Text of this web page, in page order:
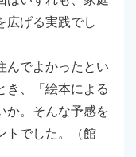
広げる実践でし
でよかったとい
き、「絵本による
か。そんな予感を
トでした。（館